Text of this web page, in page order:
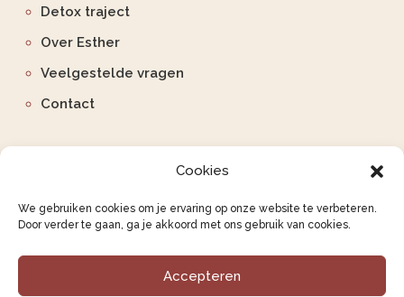
Cookies
We gebruiken cookies om je ervaring op onze website te verbeteren.
Door verder te gaan, ga je akkoord met ons gebruik van cookies.
Accepteren
Detox traject
Over Esther
Veelgestelde vragen
Contact